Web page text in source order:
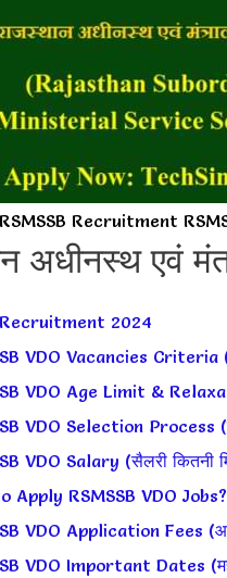
RSMSSB Recruitment
अधीनस्थ एवं
Recruitment 2024
VDO Vacancies Criteria
VDO Age Limit &
VDO Selection Process
VDO Salary (सैलरी कितनी
Apply RSMSSB VDO
VDO Application Fees
VDO Important Dates